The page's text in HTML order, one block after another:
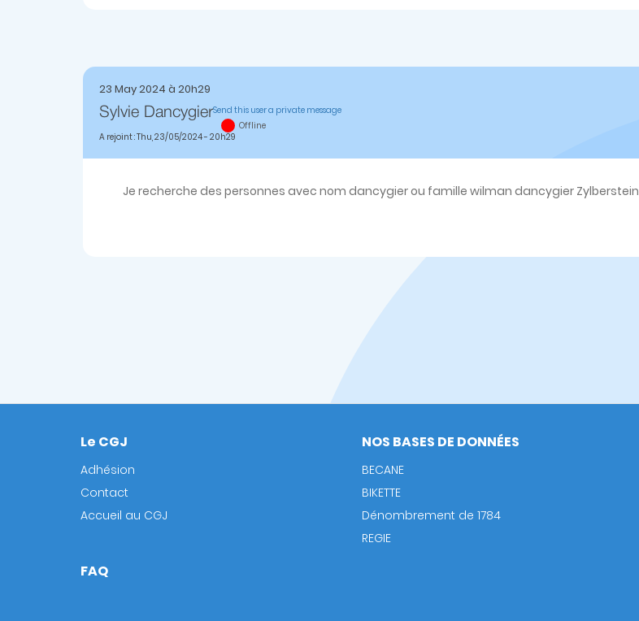
23 May 2024 à 20h29
Sylvie DancygierSend this user a private message
Offline
A rejoint : Thu, 23/05/2024 - 20h29
Je recherche des personnes avec nom dancygier ou famille wilman dancygier Zylberstein
Footer
Le CGJ
Adhésion
Contact
Accueil au CGJ
NOS BASES DE DONNÉES
BECANE
BIKETTE
Dénombrement de 1784
REGIE
FAQ